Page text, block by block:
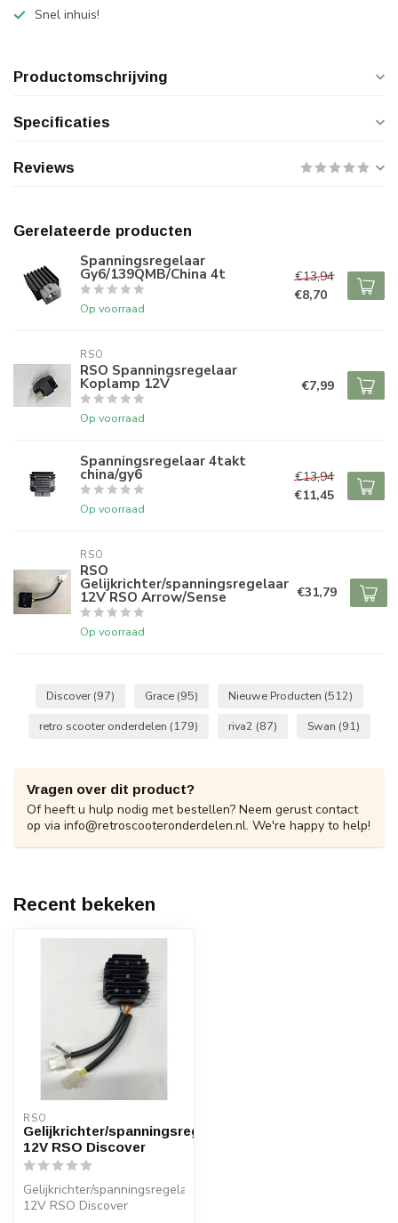
Snel inhuis!
Productomschrijving
Specificaties
Reviews
Gerelateerde producten
Spanningsregelaar
Gy6/139QMB/China 4t
Op voorraad
€13,94
€8,70
RSO
RSO Spanningsregelaar
Koplamp 12V
Op voorraad
€7,99
Spanningsregelaar 4takt
china/gy6
Op voorraad
€13,94
€11,45
RSO
RSO
Gelijkrichter/spanningsregelaar
12V RSO Arrow/Sense
Op voorraad
€31,79
Discover (97) Grace (95) Nieuwe Producten (512)
retro scooter onderdelen (179) riva2 (87) Swan (91)
Vragen over dit product?
Of heeft u hulp nodig met bestellen? Neem gerust contact
op via info@retroscooteronderdelen.nl. We're happy to help!
Recent bekeken
RSO
Gelijkrichter/spanningsregelaar
12V RSO Discover
Gelijkrichter/spanningsregelaar
12V RSO Discover